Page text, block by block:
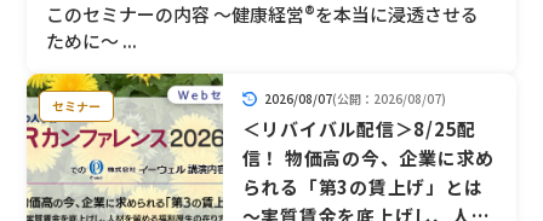
このセミナーの内容 ～健康経営®を本当に浸透させる
ために～ ...
セミナー 2026/08/07(公開：2026/08/07)
＜リバイバル配信＞8/25配
信！ 物価高の今、企業に求め
られる「第3の賃上げ」とは
～実質賃金を底上げし、人材